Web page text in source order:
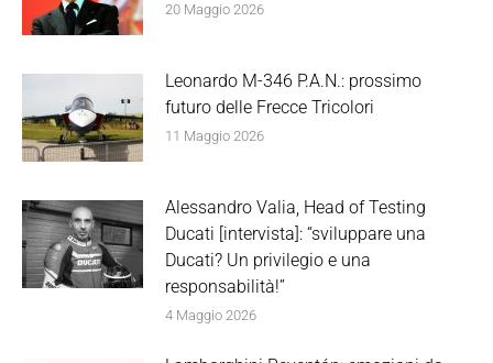
20 Maggio 2026
Leonardo M-346 P.A.N.: prossimo
futuro delle Frecce Tricolori
11 Maggio 2026
Alessandro Valia, Head of Testing
Ducati [intervista]: “sviluppare una
Ducati? Un privilegio e una
responsabilità!”
4 Maggio 2026